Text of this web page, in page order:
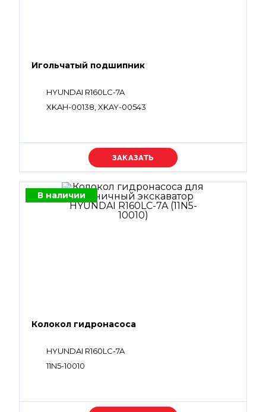
Игольчатый подшипник
HYUNDAI R160LC-7A
XKAH-00138, XKAY-00543
Уточняйте цену
В наличии
Колокол гидронасоса
HYUNDAI R160LC-7A
11N5-10010